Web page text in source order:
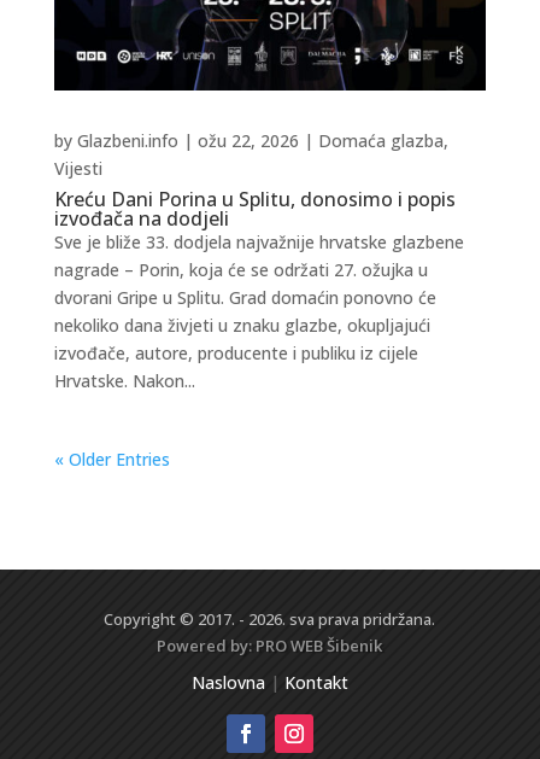
Kreću Dani Porina u Splitu, donosimo i popis
izvođača na dodjeli
by Glazbeni.info | ožu 22, 2026 | Domaća glazba,
Vijesti
Sve je bliže 33. dodjela najvažnije hrvatske glazbene
nagrade – Porin, koja će se održati 27. ožujka u
dvorani Gripe u Splitu. Grad domaćin ponovno će
nekoliko dana živjeti u znaku glazbe, okupljajući
izvođače, autore, producente i publiku iz cijele
Hrvatske. Nakon...
« Older Entries
Copyright © 2017. - 2026. sva prava pridržana.
Powered by: PRO WEBŠibenik
Naslovna| Kontakt